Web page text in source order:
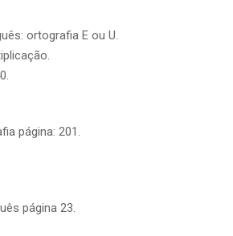
ortografia E ou U.
página: 201.
página 23.